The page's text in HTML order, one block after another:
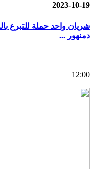
2023-10-19
شريان واحد حملة للتبرع
دمنهور ...
12:00